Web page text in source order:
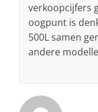
verkoopcijfers
oogpunt is
500L samen
andere